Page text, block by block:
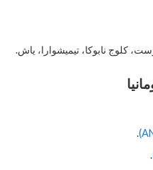
كلوج نابوكا، تيميشوارا، ياش.
.
.